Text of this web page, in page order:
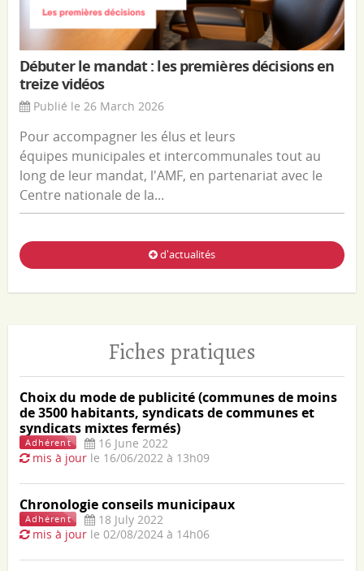
Fiches pratiques
Choix du mode de publicité (communes de moins
de 3500 habitants, syndicats de communes et
syndicats mixtes fermés)
Adhérent
16 June 2022
mis à jourle 16/06/2022 à 13h09
Chronologie conseils municipaux
Adhérent
18 July 2022
mis à jourle 02/08/2024 à 14h06
Débuter le mandat : les premières décisions en
treize vidéos
Publié le 26 March 2026
Pour accompagner les élus et leurs
équipes municipales et intercommunales tout au
long de leur mandat, l'AMF, en partenariat avec le
Centre nationale de la...
d'actualités